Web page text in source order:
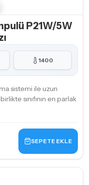
P21W/5W
1400
sistemi ile uzun
sınıfının en parlak
SEPETE EKLE